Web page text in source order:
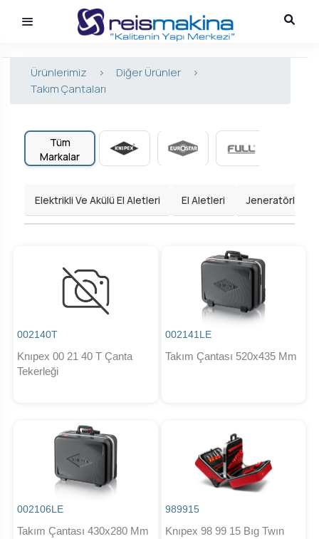
Ürünlerimiz > Diğer Ürünler
>
Takım Çantaları
Tüm
Markalar
Elektrikli Ve Akülü El Aletleri El Aletleri Jeneratörler
002140T
Knıpex 00 21 40 T Çanta
Tekerleği
002141LE
Takım Çantası 520x435 Mm
002106LE
Takım Çantası 430x280 Mm
989915
Knıpex 98 99 15 Bıg Twın